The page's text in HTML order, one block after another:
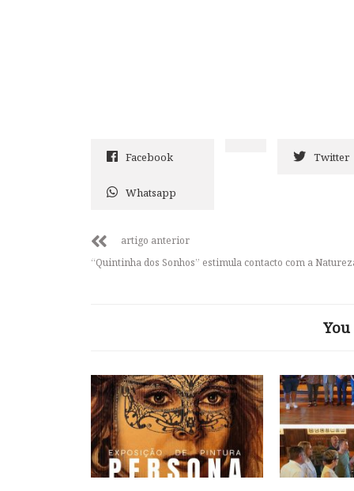
Facebook Twitter
Whatsapp
artigo anterior
“Quintinha dos Sonhos” estimula contacto com a